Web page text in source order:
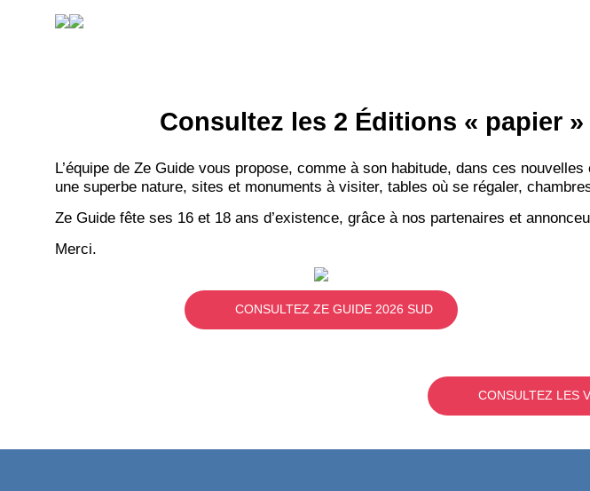
Consultez les 2 Éditions « papier
L’équipe de Ze Guide vous propose, comme à son habitude, dans ces
une superbe nature, sites et monuments à visiter, tables où se régaler,
Ze Guide fête ses 16 et 18 ans d’existence, grâce à nos partenaires et
Merci.
CONSULTEZ ZE GUIDE 2026 SUD
CONSULTEZ LES